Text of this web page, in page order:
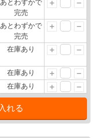
あとわずかで
完売
あとわずかで
完売
在庫あり
在庫あり
在庫あり